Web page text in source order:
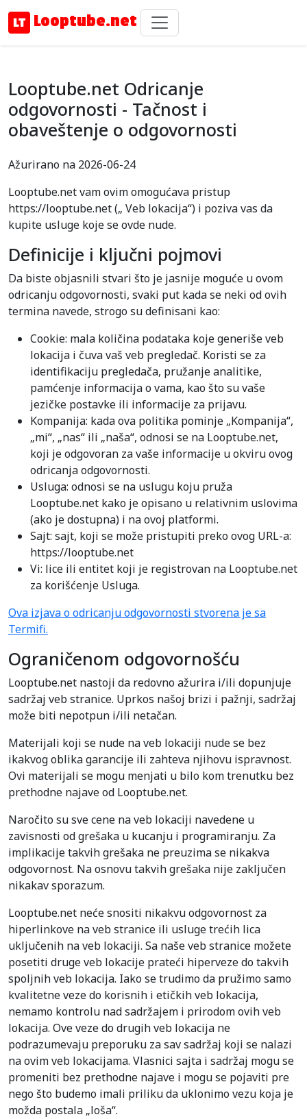
Looptube.net
Looptube.net Odricanje
odgovornosti - Tačnost i
obaveštenje o odgovornosti
Ažurirano na 2026-06-24
Looptube.net vam ovim omogućava pristup
https://looptube.net („ Veb lokacija“) i poziva vas da
kupite usluge koje se ovde nude.
Definicije i ključni pojmovi
Da biste objasnili stvari što je jasnije moguće u ovom
odricanju odgovornosti, svaki put kada se neki od ovih
termina navede, strogo su definisani kao:
Cookie: mala količina podataka koje generiše veb
lokacija i čuva vaš veb pregledač. Koristi se za
identifikaciju pregledača, pružanje analitike,
pamćenje informacija o vama, kao što su vaše
jezičke postavke ili informacije za prijavu.
Kompanija: kada ova politika pominje „Kompanija“,
„mi“, „nas“ ili „naša“, odnosi se na Looptube.net,
koji je odgovoran za vaše informacije u okviru ovog
odricanja odgovornosti.
Usluga: odnosi se na uslugu koju pruža
Looptube.net kako je opisano u relativnim uslovima
(ako je dostupna) i na ovoj platformi.
Sajt: sajt, koji se može pristupiti preko ovog URL-a:
https://looptube.net
Vi: lice ili entitet koji je registrovan na Looptube.net
za korišćenje Usluga.
Ova izjava o odricanju odgovornosti stvorena je sa
Termifi.
Ograničenom odgovornošću
Looptube.net nastoji da redovno ažurira i/ili dopunjuje
sadržaj veb stranice. Uprkos našoj brizi i pažnji, sadržaj
može biti nepotpun i/ili netačan.
Materijali koji se nude na veb lokaciji nude se bez
ikakvog oblika garancije ili zahteva njihovu ispravnost.
Ovi materijali se mogu menjati u bilo kom trenutku bez
prethodne najave od Looptube.net.
Naročito su sve cene na veb lokaciji navedene u
zavisnosti od grešaka u kucanju i programiranju. Za
implikacije takvih grešaka ne preuzima se nikakva
odgovornost. Na osnovu takvih grešaka nije zaključen
nikakav sporazum.
Looptube.net neće snositi nikakvu odgovornost za
hiperlinkove na veb stranice ili usluge trećih lica
uključenih na veb lokaciji. Sa naše veb stranice možete
posetiti druge veb lokacije prateći hiperveze do takvih
spoljnih veb lokacija. Iako se trudimo da pružimo samo
kvalitetne veze do korisnih i etičkih veb lokacija,
nemamo kontrolu nad sadržajem i prirodom ovih veb
lokacija. Ove veze do drugih veb lokacija ne
podrazumevaju preporuku za sav sadržaj koji se nalazi
na ovim veb lokacijama. Vlasnici sajta i sadržaj mogu se
promeniti bez prethodne najave i mogu se pojaviti pre
nego što budemo imali priliku da uklonimo vezu koja je
možda postala „loša“.